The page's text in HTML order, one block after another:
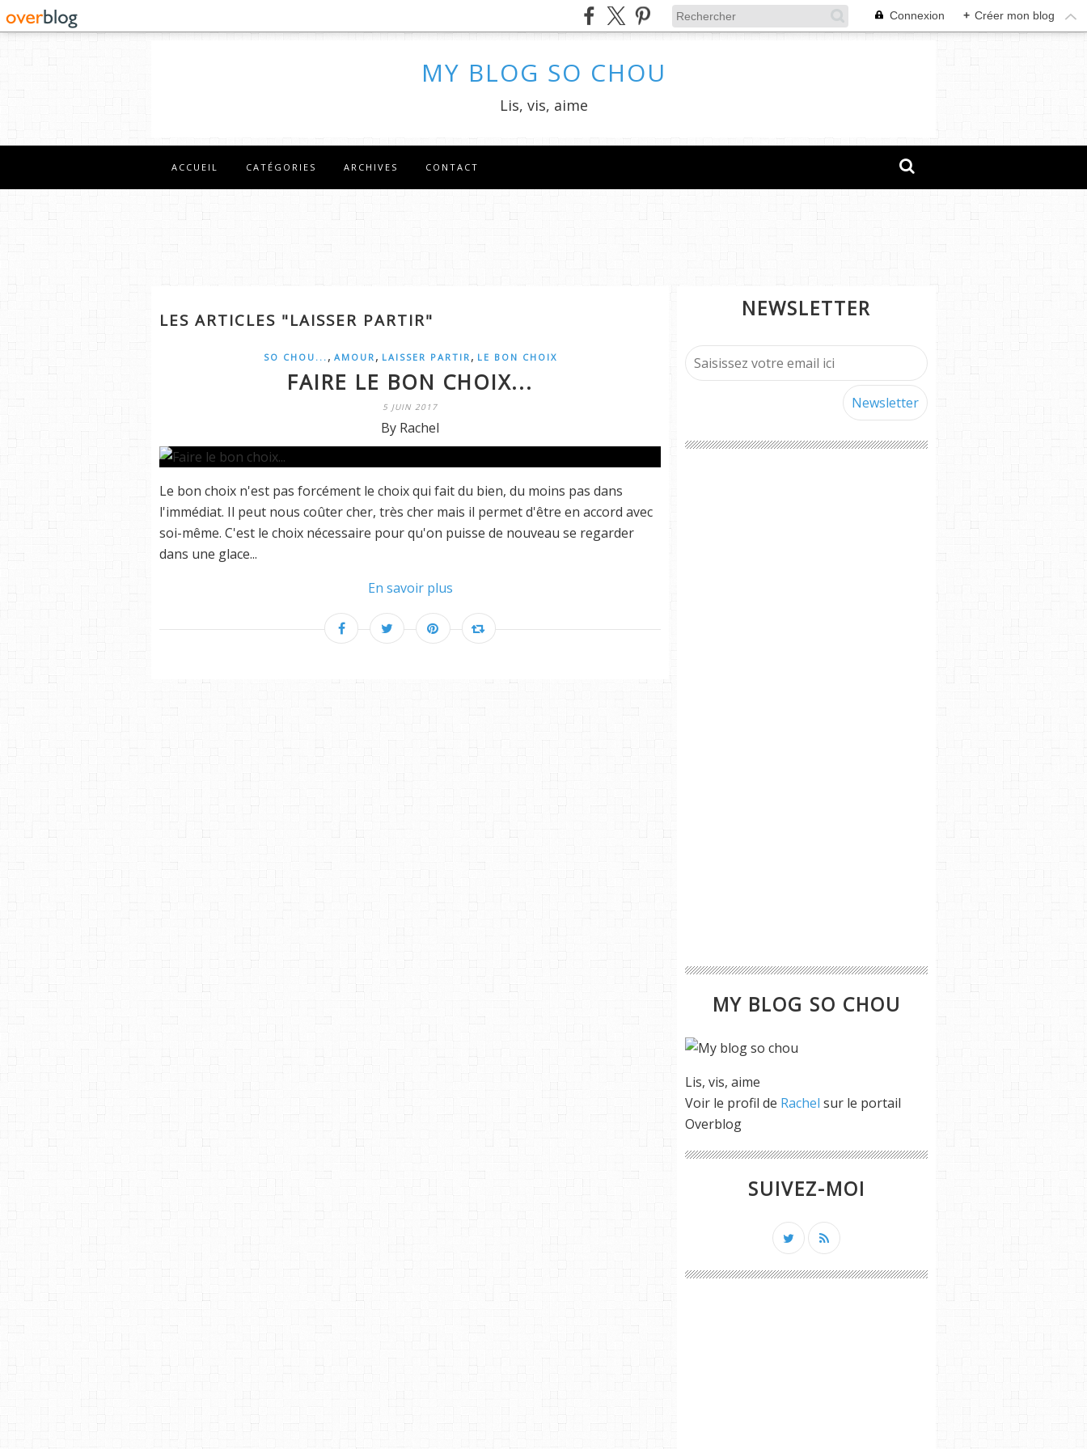
Connexion + Créer mon blog
MY BLOG SO CHOU
Lis, vis, aime
ACCUEIL CATÉGORIES ARCHIVES CONTACT
LES ARTICLES "LAISSER PARTIR"
SO CHOU... , AMOUR , LAISSER PARTIR , LE BON CHOIX
FAIRE LE BON CHOIX...
5 JUIN 2017
By Rachel
Le bon choix n'est pas forcément le choix qui fait du bien, du moins pas dans
l'immédiat. Il peut nous coûter cher, très cher mais il permet d'être en accord avec
soi-même. C'est le choix nécessaire pour qu'on puisse de nouveau se regarder
dans une glace...
En savoir plus
NEWSLETTER
MY BLOG SO CHOU
Lis, vis, aime
Voir le profil de Rachel sur le portail
Overblog
SUIVEZ-MOI